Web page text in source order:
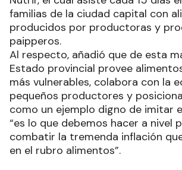
familias de la ciudad capital con
producidos por productoras y
paipperos.
Al respecto, añadió que de esta
Estado provincial provee
más vulnerables, colabora con la
pequeños productores y
como un ejemplo digno de imitar
“es lo que debemos hacer a nivel
combatir la tremenda inflación
en el rubro alimentos”.